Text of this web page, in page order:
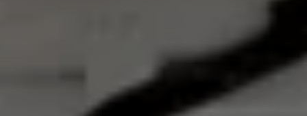
Servicio técnico para eléctricos
Información sobre EA189
Reciclaje de vehículos
Retirada por seguridad de airbags Takata